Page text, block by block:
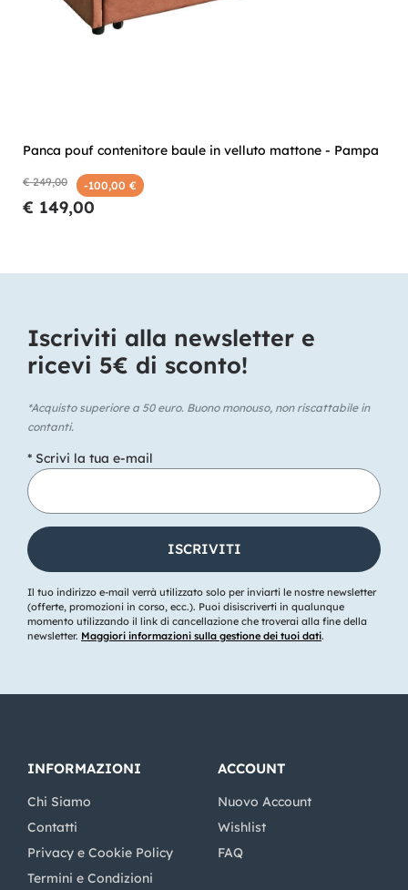
Panca pouf contenitore baule in velluto mattone - Pampa
€ 249,00 -100,00 €
€ 149,00
Iscriviti alla newsletter e
ricevi 5€ di sconto!​
*Acquisto superiore a 50 euro. Buono monouso, non riscattabile in
contanti.
* Scrivi la tua e-mail
Il tuo indirizzo e-mail verrà utilizzato solo per inviarti le nostre newsletter
(offerte, promozioni in corso, ecc.). Puoi disiscriverti in qualunque
momento utilizzando il link di cancellazione che troverai alla fine della
newsletter. Maggiori informazioni sulla gestione dei tuoi dati.
INFORMAZIONI
Chi Siamo
Contatti
Privacy e Cookie Policy
Termini e Condizioni
ACCOUNT
Nuovo Account
Wishlist
FAQ